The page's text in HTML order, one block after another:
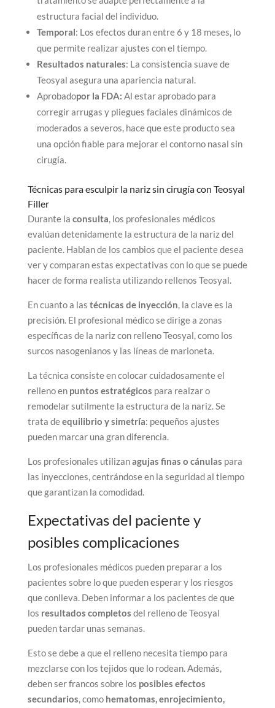
estructura facial del individuo.
Temporal: Los efectos duran entre 6 y 18 meses, lo
que permite realizar ajustes con el tiempo.
Resultados naturales: La consistencia suave de
Teosyal asegura una apariencia natural.
Aprobadopor la FDA: Al estar aprobado para
corregir arrugas y pliegues faciales dinámicos de
moderados a severos, hace que este producto sea
una opción fiable para mejorar el contorno nasal sin
cirugía.
Técnicas para esculpir la nariz sin cirugía con Teosyal
Filler
Durante la consulta, los profesionales médicos
evalúan detenidamente la estructura de la nariz del
paciente. Hablan de los cambios que el paciente desea
ver y comparan estas expectativas con lo que se puede
hacer de forma realista utilizando rellenos Teosyal.
En cuanto a las técnicas de inyección, la clave es la
precisión. El profesional médico se dirige a zonas
específicas de la nariz con relleno Teosyal, como los
surcos nasogenianos y las líneas de marioneta.
La técnica consiste en colocar cuidadosamente el
relleno en puntos estratégicos para realzar o
remodelar sutilmente la estructura de la nariz. Se
trata deequilibrio y simetría: pequeños ajustes
pueden marcar una gran diferencia.
Los profesionales utilizanagujas finas o cánulas para
las inyecciones, centrándose en la seguridad al tiempo
que garantizan la comodidad.
Expectativas del paciente y
posibles complicaciones
Los profesionales médicos pueden preparar a los
pacientes sobre lo que pueden esperar y los riesgos
que conlleva. Deben informar a los pacientes de que
los resultados completos del relleno de Teosyal
pueden tardar unas semanas.
Esto se debe a que el relleno necesita tiempo para
mezclarse con los tejidos que lo rodean. Además,
deben ser francos sobre los posibles efectos
secundarios, como hematomas, enrojecimiento,